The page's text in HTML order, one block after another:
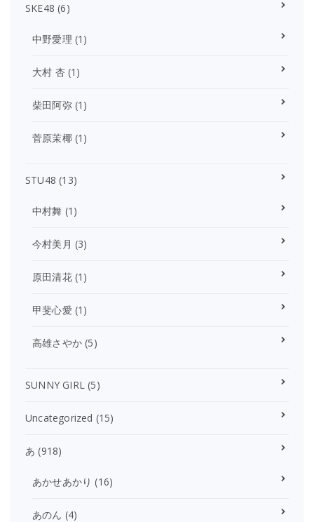
SKE48 (6)
中野愛理 (1)
大村 杏(1)
柴田阿弥(1)
菅原茉椰(1)
STU48 (13)
中村舞 (1)
今村美月 (3)
原田清花(1)
甲斐心愛 (1)
高雄さやか (5)
SUNNY GIRL (5)
Uncategorized (15)
あ (918)
あかせあかり (16)
あのん (4)